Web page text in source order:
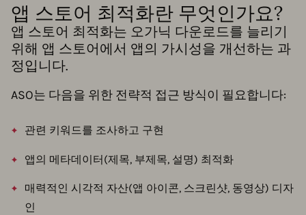
앱 스토어 최적화란 무엇인가요?
앱 스토어 최적화는 오가닉 다운로드를 늘리기
위해 앱 스토어에서 앱의 가시성을 개선하는 과
정입니다.
ASO는 다음을 위한 전략적 접근 방식이 필요합니다:
관련 키워드를 조사하고 구현
앱의 메타데이터(제목, 부제목, 설명) 최적화
매력적인 시각적 자산(앱 아이콘, 스크린샷, 동영상) 디자
인